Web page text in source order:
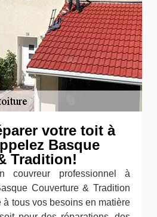
votre toit à
Basque
Tradition!
couvreur professionnel à
Couverture & Tradition
à tous vos besoins en matière